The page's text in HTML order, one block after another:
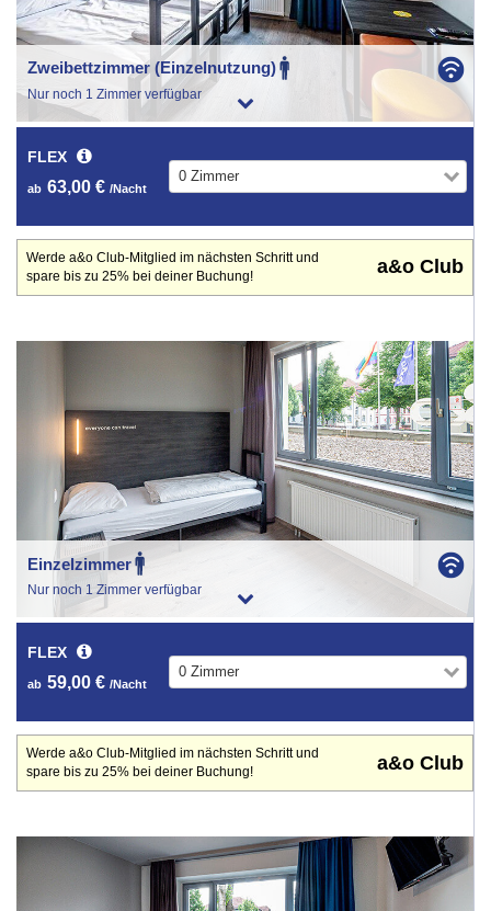
Zweibettzimmer (Einzelnutzung)
Nur noch 1 Zimmer verfügbar
FLEX
ab 63,00 € /Nacht
0 Zimmer
Werde a&o Club-Mitglied im nächsten Schritt und
spare bis zu 25% bei deiner Buchung!
a&o Club
Einzelzimmer
Nur noch 1 Zimmer verfügbar
FLEX
ab 59,00 € /Nacht
0 Zimmer
Werde a&o Club-Mitglied im nächsten Schritt und
spare bis zu 25% bei deiner Buchung!
a&o Club